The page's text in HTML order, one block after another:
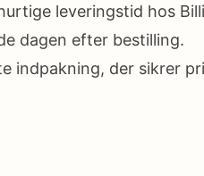
leveringstid hos
dagen efter bestilling.
indpakning, der sikrer